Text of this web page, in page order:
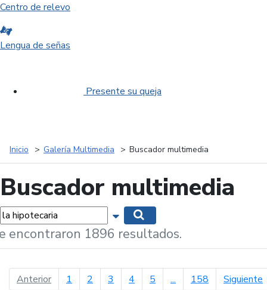
Centro de relevo
Lengua de señas
Presente su queja
Inicio Galería Multimedia Buscador multimedia
Buscador multimedia
Mostrar opciones de búsqueda
encontraron 1896 resultados.
Anteriorpágina anterior
1 2 3 4 5 ... 158 Siguiente